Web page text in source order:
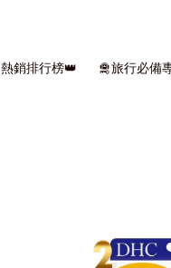
熱銷排行榜👑 🛅旅行必備